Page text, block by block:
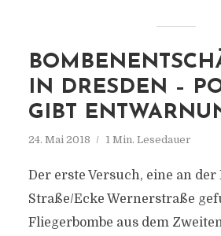
IN DRESDEN –
GIBT
24. Mai 2018 1 Min. Lesedauer
Der erste Versuch, eine an der
Straße/Ecke Wernerstraße
Fliegerbombe aus dem